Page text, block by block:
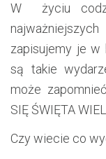
W życiu
zapisujemy je w
są takie
może
SIĘ ŚWIĘTA
Czy wiecie co